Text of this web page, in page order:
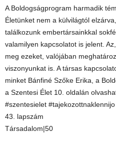
A Boldogságprogram harmadik
Életünket nem a külvilágtól
találkozunk embertársainkkal
valamilyen kapcsolatot is jelent.
meg ezeket, valójában
viszonyunkat is. A társas
minket Bánfiné Szőke Erika, a
a Szentesi Élet 10. oldalán
#szentesielet
43. lapszám
Társadalom|50